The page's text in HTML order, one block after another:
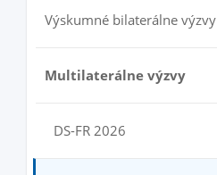
Výskumné bilaterálne výzvy
Multilaterálne výzvy
DS-FR 2026